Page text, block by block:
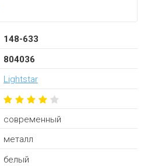
148-633
804036
Lightstar
современный
металл
белый